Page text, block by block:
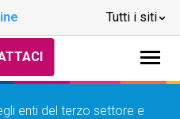
Tutti i siti
enti del terzo settore e